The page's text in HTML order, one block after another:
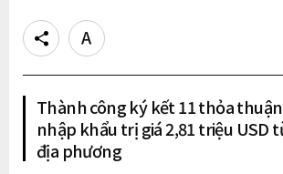
Share
Text
size
Thành công ký kết 11 thỏa
nhập khẩu trị giá 2,81 triệu USD
địa phương